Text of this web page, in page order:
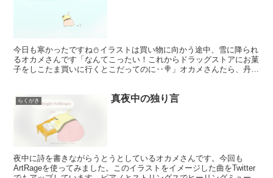
今日も寒かったですね⛄イラストは買い物に向かう途中、雪に降られ
るオカメさんです「なんてこったい！これからドラッグストアにお菓
子をしこたま買いに行くとこだってのに‥🍭」オカメさんたら、丹前
らくがき 真夜中の独り言
夜中に詩を書きながらうとうとしているオカメさんです。今回も
ArtRageを使ってみました。このイラストをイメージした曲をTwitter